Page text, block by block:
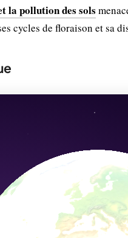
la pollution des sols
cycles de floraison et sa